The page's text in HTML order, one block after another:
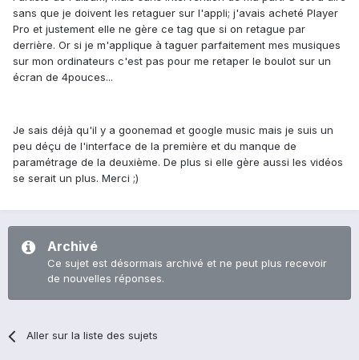
sans que je doivent les retaguer sur l'appli; j'avais acheté Player
Pro et justement elle ne gère ce tag que si on retague par
derrière. Or si je m'applique à taguer parfaitement mes musiques
sur mon ordinateurs c'est pas pour me retaper le boulot sur un
écran de 4pouces...
Je sais déjà qu'il y a goonemad et google music mais je suis un
peu déçu de l'interface de la première et du manque de
paramétrage de la deuxième. De plus si elle gère aussi les vidéos
se serait un plus. Merci ;)
Archivé
Ce sujet est désormais archivé et ne peut plus recevoir
de nouvelles réponses.
Aller sur la liste des sujets